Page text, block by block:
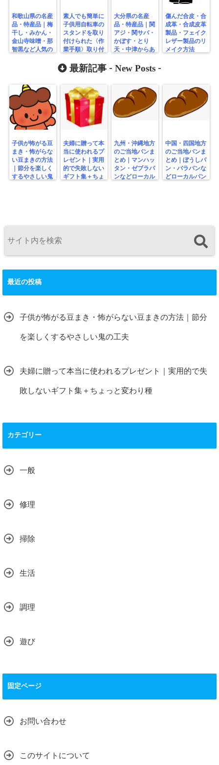
和歌山県の名産
品・特産品｜梅
干し・みかん・
金山寺味噌・那
智黒など人気の
素人でも簡単に
子供用自転車の
スタンドを取り
付けられた〈作
業手順〉取り付
大分県の名産
品・特産品｜関
アジ・関サバ・
かぼす・とり
天・中津からあ
め
傷んだ合皮・合
成革・合成皮革
製品・フェイク
レザー製品のリ
メイク方法
最新記事 - New Posts -
子供が怖がる豆
まき・怖がらな
い豆まきの方法
｜節分を楽しく
するやさしい鬼
夫婦に贈って本
当に使われるプ
レゼント｜実用
的で失敗しない
ギフト集＋ちょ
九州・沖縄地方
のご当地パンま
とめ｜マンハッ
タン・ゼブラパ
ンなどローカル
中国・四国地方
のご当地パンま
とめ｜ぼうしパ
ン・バラパンな
どローカルパン
最近の投稿
子供が怖がる豆まき・怖がらない豆まきの方法｜節分
を楽しくするやさしい鬼の工夫
夫婦に贈って本当に使われるプレゼント｜実用的で失
敗しないギフト集＋ちょっと変わり種
カテゴリー
一般
修理
掃除
生活
調理
遊び
固定ページ
お問い合わせ
このサイトについて